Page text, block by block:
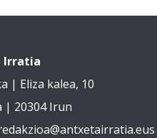
Irratia
| Eliza kalea, 10
| 20304 Irun